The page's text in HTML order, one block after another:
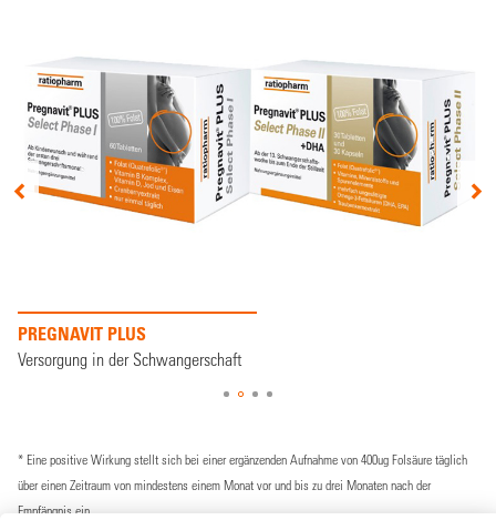
PREGNAVIT PLUS
Versorgung in der Schwangerschaft
* Eine positive Wirkung stellt sich bei einer ergänzenden Aufnahme von 400ug Folsäure täglich
über einen Zeitraum von mindestens einem Monat vor und bis zu drei Monaten nach der
Empfängnis ein.